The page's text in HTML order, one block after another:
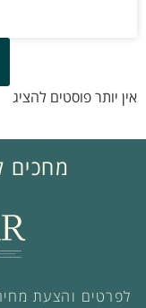
אין יותר פוסטים להציג
מחכים
לפרטים והצעת